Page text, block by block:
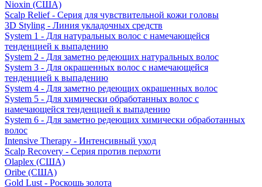
Nioxin (США)
Scalp Relief - Серия для чувствительной кожи головы
3D Styling - Линия укладочных средств
System 1 - Для натуральных волос с намечающейся
тенденцией к выпадению
System 2 - Для заметно редеющих натуральных волос
System 3 - Для окрашенных волос с намечающейся
тенденцией к выпадению
System 4 - Для заметно редеющих окрашенных волос
System 5 - Для химически обработанных волос с
намечающейся тенденцией к выпадению
System 6 - Для заметно редеющих химически обработанных
волос
Intensive Therapy - Интенсивный уход
Scalp Recovery - Серия против перхоти
Olaplex (США)
Oribe (США)
Gold Lust - Роскошь золота